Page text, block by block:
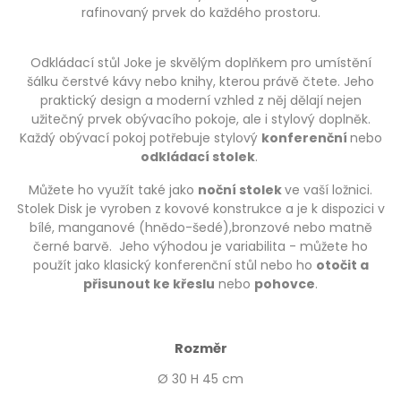
rafinovaný prvek do každého prostoru.
Odkládací stůl Joke je skvělým doplňkem pro umístění
šálku čerstvé kávy nebo knihy, kterou právě čtete. Jeho
praktický design a moderní vzhled z něj dělají nejen
užitečný prvek obývacího pokoje, ale i stylový doplněk.
Každý obývací pokoj potřebuje stylový konferenční nebo
odkládací stolek.
Můžete ho využít také jako noční stolekve vaší ložnici.
Stolek Disk je vyroben z kovové konstrukce a je k dispozici v
bílé, manganové (hnědo-šedé),bronzové nebo matně
černé barvě. Jeho výhodou je variabilita - můžete ho
použít jako klasický konferenční stůl nebo ho otočit a
přisunout ke křeslu nebo pohovce.
Rozměr
Ø 30 H 45 cm